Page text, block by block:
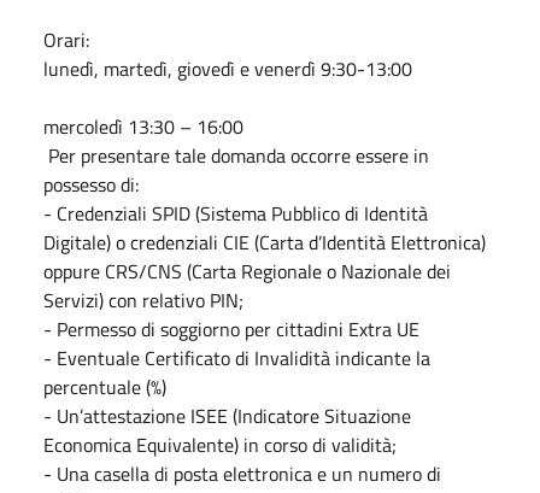
Orari:
lunedì, martedì, giovedì e venerdì 9:30-13:00
mercoledì 13:30 – 16:00
Per presentare tale domanda occorre essere in
possesso di:
- Credenziali SPID (Sistema Pubblico di Identità
Digitale) o credenziali CIE (Carta d’Identità Elettronica)
oppure CRS/CNS (Carta Regionale o Nazionale dei
Servizi) con relativo PIN;
- Permesso di soggiorno per cittadini Extra UE
- Eventuale Certificato di Invalidità indicante la
percentuale (%)
- Un’attestazione ISEE (Indicatore Situazione
Economica Equivalente) in corso di validità;
- Una casella di posta elettronica e un numero di